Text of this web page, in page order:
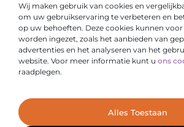
Wij maken gebruik van cookies en
om uw gebruikservaring te verbeteren en
op uw behoeften. Deze cookies kunnen
worden ingezet, zoals het aanbieden van
advertenties en het analyseren van het
website. Voor meer informatie kunt u ons
raadplegen.
Alles Toestaan
Bericht categorie
Cookiebeleid (EU)